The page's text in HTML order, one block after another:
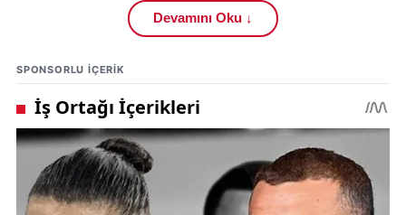
Bununla birlikte, bazı sektör uzmanları mevcut
görüşmeleri ışığında en uygun rakamın 4 binTL veya
hatta 4 bin 500 TL olabileceğini değerlendiriyor.
Çalışma ve Sosyal Güvenlik Bakanı Vedat Işıkhan’ın
açıklamalarının ardından, ilgili tasarının pazartesi
günü TBMM’ye sunulacağı bildiriliyor. Tasarının
Devamını Oku ↓
SPONSORLU IÇERIK